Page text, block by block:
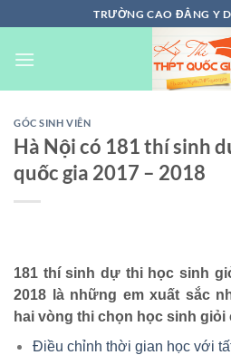
đến
nội
TRƯỜNG CAO ĐẲNG Y
GÓC SINH VIÊN
Hà Nội có 181 thí sinh
quốc gia 2017 – 2018
181 thí sinh dự thi học sinh
2018 là những em xuất sắc
hai vòng thi chọn học sinh giỏi
Điều chỉnh thời gian học với